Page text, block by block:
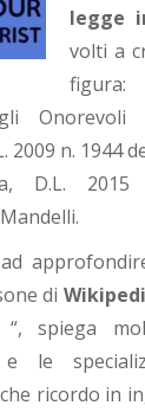
legge
volti a
figura:
Onorevoli
2009 n. 1944
D.L.
di
spiega
le
ricordo in